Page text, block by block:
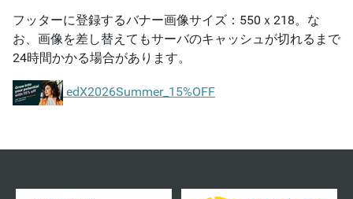
フッターに登録するバナー画像サイズ：550ｘ218。な
お、画像を差し替えてもサーバのキャッシュが切れるまで
24時間かかる場合があります。
edX2026Summer_15%OFF